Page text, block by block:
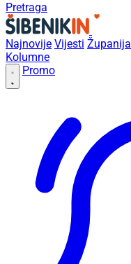
Pretraga
Najnovije Vijesti Županija
Kolumne
Promo